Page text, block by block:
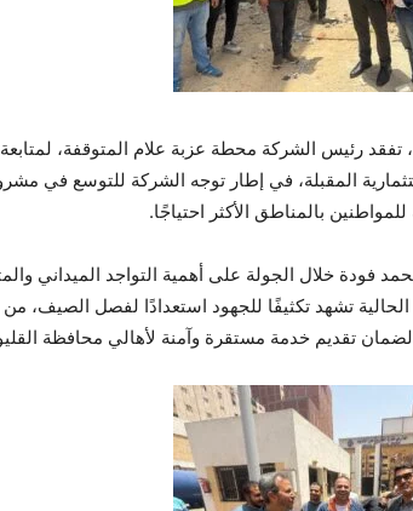
رئيس الشركة محطة عزبة علام المتوقفة، لمتابعة
المقبلة، في إطار توجه الشركة للتوسع في
بالمناطق الأكثر احتياجًا.
فودة خلال الجولة على أهمية التواجد الميداني
تشهد تكثيفًا للجهود استعدادًا لفصل الصيف،
تقديم خدمة مستقرة وآمنة لأهالي محافظة